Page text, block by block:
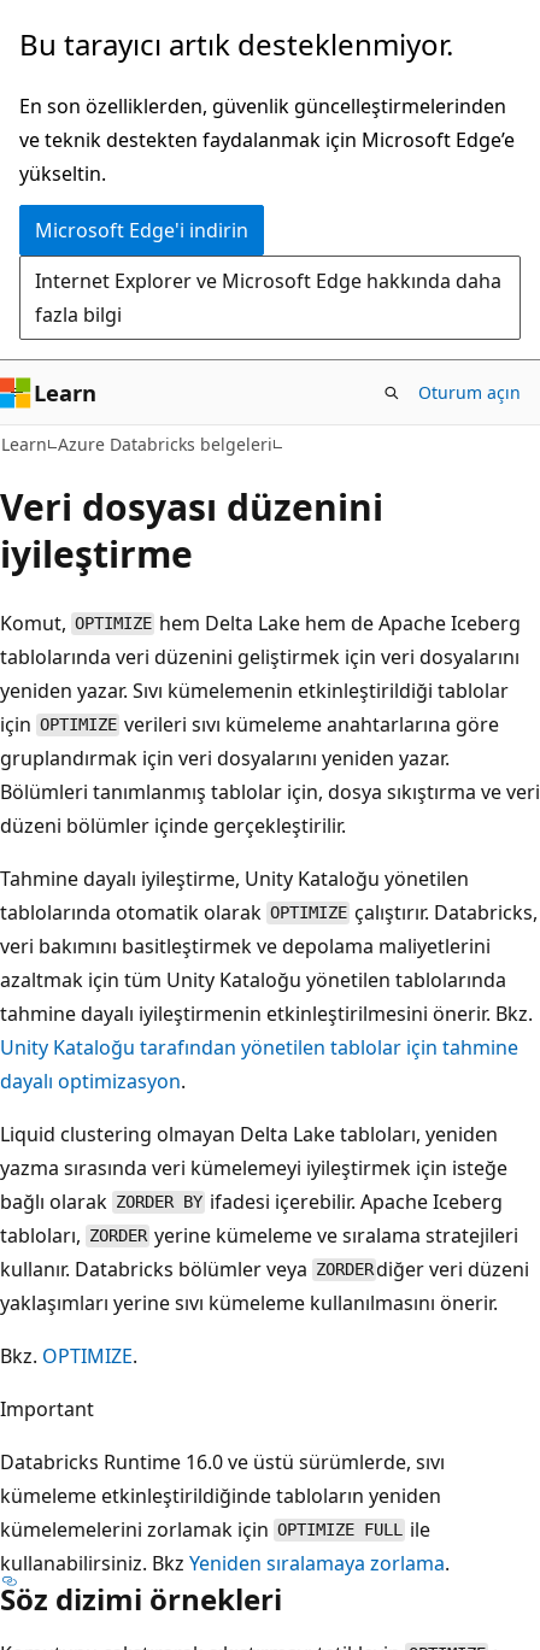
Ana
atla
Bu tarayıcı artık desteklenmiyor.
En son özelliklerden, güvenlik güncelleştirmelerinden
ve teknik destekten faydalanmak için Microsoft Edge’e
yükseltin.
Microsoft Edge'i indirin
Internet Explorer ve Microsoft Edge hakkında daha
fazla bilgi
Learn Oturum açın
Learn Azure Databricks belgeleri
Veri dosyası düzenini
iyileştirme
Komut, OPTIMIZE hem Delta Lake hem de Apache Iceberg
tablolarında veri düzenini geliştirmek için veri dosyalarını
yeniden yazar. Sıvı kümelemenin etkinleştirildiği tablolar
için OPTIMIZE verileri sıvı kümeleme anahtarlarına göre
gruplandırmak için veri dosyalarını yeniden yazar.
Bölümleri tanımlanmış tablolar için, dosya sıkıştırma ve veri
düzeni bölümler içinde gerçekleştirilir.
Tahmine dayalı iyileştirme, Unity Kataloğu yönetilen
tablolarında otomatik olarak OPTIMIZE çalıştırır. Databricks,
veri bakımını basitleştirmek ve depolama maliyetlerini
azaltmak için tüm Unity Kataloğu yönetilen tablolarında
tahmine dayalı iyileştirmenin etkinleştirilmesini önerir. Bkz.
Unity Kataloğu tarafından yönetilen tablolar için tahmine
dayalı optimizasyon.
Liquid clustering olmayan Delta Lake tabloları, yeniden
yazma sırasında veri kümelemeyi iyileştirmek için isteğe
bağlı olarak ZORDER BY ifadesi içerebilir. Apache Iceberg
tabloları, ZORDER yerine kümeleme ve sıralama stratejileri
kullanır. Databricks bölümler veya ZORDERdiğer veri düzeni
yaklaşımları yerine sıvı kümeleme kullanılmasını önerir.
Bkz. OPTIMIZE.
Important
Databricks Runtime 16.0 ve üstü sürümlerde, sıvı
kümeleme etkinleştirildiğinde tabloların yeniden
kümelemelerini zorlamak için OPTIMIZE FULL ile
kullanabilirsiniz. Bkz Yeniden sıralamaya zorlama.
Söz dizimi örnekleri